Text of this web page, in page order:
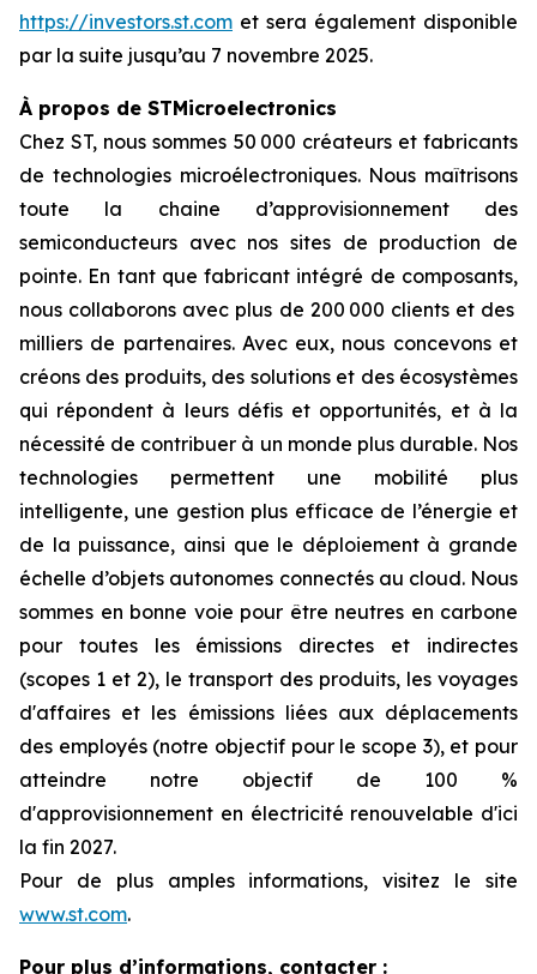
https://investors.st.com et sera également disponible
par la suite jusqu’au 7 novembre 2025.
À propos de STMicroelectronics
Chez ST, nous sommes 50 000 créateurs et fabricants
de technologies microélectroniques. Nous maîtrisons
toute la chaine d’approvisionnement des
semiconducteurs avec nos sites de production de
pointe. En tant que fabricant intégré de composants,
nous collaborons avec plus de 200 000 clients et des
milliers de partenaires. Avec eux, nous concevons et
créons des produits, des solutions et des écosystèmes
qui répondent à leurs défis et opportunités, et à la
nécessité de contribuer à un monde plus durable. Nos
technologies permettent une mobilité plus
intelligente, une gestion plus efficace de l’énergie et
de la puissance, ainsi que le déploiement à grande
échelle d’objets autonomes connectés au cloud. Nous
sommes en bonne voie pour être neutres en carbone
pour toutes les émissions directes et indirectes
(scopes 1 et 2), le transport des produits, les voyages
d'affaires et les émissions liées aux déplacements
des employés (notre objectif pour le scope 3), et pour
atteindre notre objectif de 100 %
d'approvisionnement en électricité renouvelable d'ici
la fin 2027.
Pour de plus amples informations, visitez le site
www.st.com.
Pour plus d’informations, contacter :